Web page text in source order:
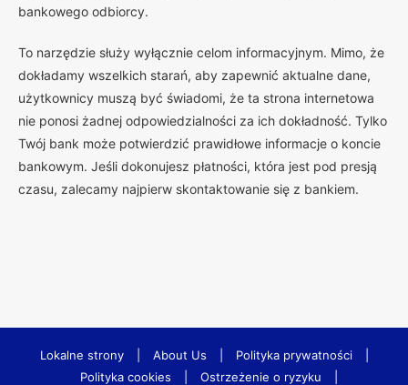
bankowego odbiorcy.
To narzędzie służy wyłącznie celom informacyjnym. Mimo, że
dokładamy wszelkich starań, aby zapewnić aktualne dane,
użytkownicy muszą być świadomi, że ta strona internetowa
nie ponosi żadnej odpowiedzialności za ich dokładność. Tylko
Twój bank może potwierdzić prawidłowe informacje o koncie
bankowym. Jeśli dokonujesz płatności, która jest pod presją
czasu, zalecamy najpierw skontaktowanie się z bankiem.
Lokalne strony About Us Polityka prywatności
Polityka cookies
Ostrzeżenie o ryzyku